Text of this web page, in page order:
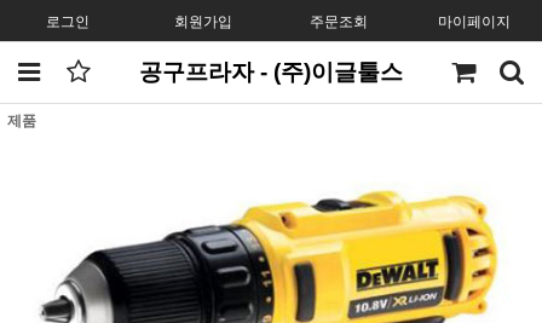
로그인 회원가입 주문조회 마이페이지
공구프라자 - (주)이글툴스
제품